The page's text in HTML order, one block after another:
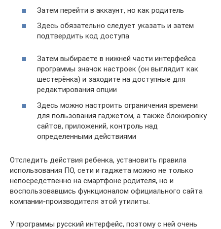
Затем перейти в аккаунт, но как родитель
Здесь обязательно следует указать и затем
подтвердить код доступа
Затем выбираете в нижней части интерфейса
программы значок настроек (он выглядит как
шестерёнка) и заходите на доступные для
редактирования опции
Здесь можно настроить ограничения времени
для пользования гаджетом, а также блокировку
сайтов, приложений, контроль над
определенными действиями
Отследить действия ребенка, установить правила
использования ПО, сети и гаджета можно не только
непосредственно на смартфоне родителя, но и
воспользовавшись функционалом официального сайта
компании-производителя этой утилиты.
У программы русский интерфейс, поэтому с ней очень